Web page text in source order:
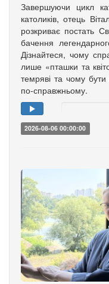
Завершуючи цикл
католиків, отець
розкриває постать
бачення
Дізнайтеся, чому
лише «пташки та
темряві та чому
по-справжньому.
2026-08-06 00:00:00